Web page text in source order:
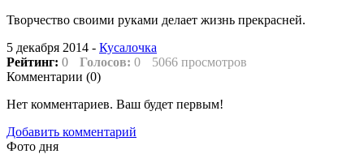
Творчество своими руками делает жизнь прекрасней.
5 декабря 2014 - Кусалочка
Рейтинг: 0 Голосов: 0
5066 просмотров
Комментарии (0)
Нет комментариев. Ваш будет первым!
Добавить комментарий
Фото дня